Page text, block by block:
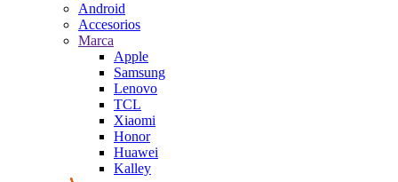
Android
Accesorios
Marca
Apple
Samsung
Lenovo
TCL
Xiaomi
Honor
Huawei
Kalley